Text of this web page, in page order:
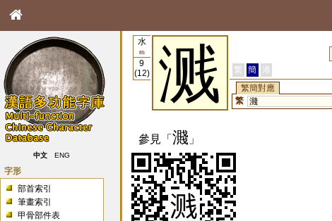
中文 ENG
字形
部首索引
筆畫索引
甲骨部件表
水
85
9
(12)
溅 繁 簡
港
繁簡對應
繁 濺
參見「濺 」